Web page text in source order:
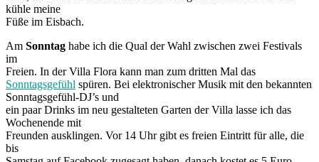
kühle meine
Füße im Eisbach.
Am Sonntag habe ich die Qual der Wahl zwischen zwei Festivals
im
Freien. In der Villa Flora kann man zum dritten Mal das
Sonntagsgefühl spüren. Bei elektronischer Musik mit den bekannten
Sonntagsgefühl-DJ’s und
ein paar Drinks im neu gestalteten Garten der Villa lasse ich das
Wochenende mit
Freunden ausklingen. Vor 14 Uhr gibt es freien Eintritt für alle, die
bis